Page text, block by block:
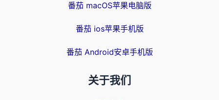
番茄 macOS苹果电脑版
番茄 ios苹果手机版
番茄 Android安卓手机版
关于我们